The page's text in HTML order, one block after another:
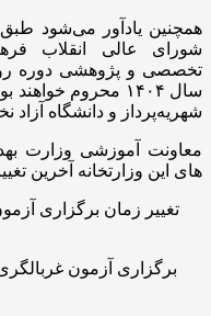
همچنین یادآور می‌شود طبق
شورای عالی انقلاب
سال ۱۴۰۴ محروم
شهریه‌پرداز و دانشگاه آزاد
معاونت آموزشی وزارت
های این وزارتخانه آخرین